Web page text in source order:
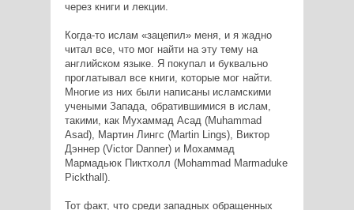
через книги и лекции.
Когда-то ислам «зацепил» меня, и я жадно
читал все, что мог найти на эту тему на
английском языке. Я покупал и буквально
проглатывал все книги, которые мог найти.
Многие из них были написаны исламскими
учеными Запада, обратившимися в ислам,
такими, как Мухаммад Асад (Muhammad
Asad), Мартин Лингс (Martin Lings), Виктор
Дэннер (Victor Danner) и Мохаммад
Мармадьюк Пиктхолл (Mohammad Marmaduke
Pickthall).
Тот факт, что среди западных обращенных